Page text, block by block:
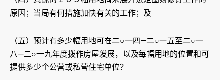
原因；当局有何措施加快有关的工作；及
（五）预计有多少幅用地可在二○一四—二○一五至二○一
八—二○一九年度拨作房屋发展，以及每幅用地的位置和可
提供多少个公营或私营住宅单位？